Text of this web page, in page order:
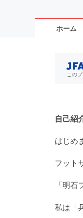
ホーム
この
自己紹
はじめ
フット
「明
私は「